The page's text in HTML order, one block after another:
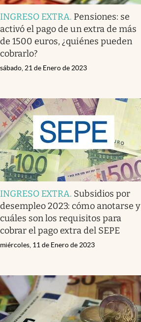
INGRESO EXTRA. Pensiones: se
activó el pago de un extra de más
de 1500 euros, ¿quiénes pueden
cobrarlo?
sábado, 21 de Enero de 2023
INGRESO EXTRA. Subsidios por
desempleo 2023: cómo anotarse y
cuáles son los requisitos para
cobrar el pago extra del SEPE
miércoles, 11 de Enero de 2023